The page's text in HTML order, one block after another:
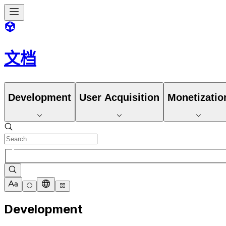
文档
Development User Acquisition
Development